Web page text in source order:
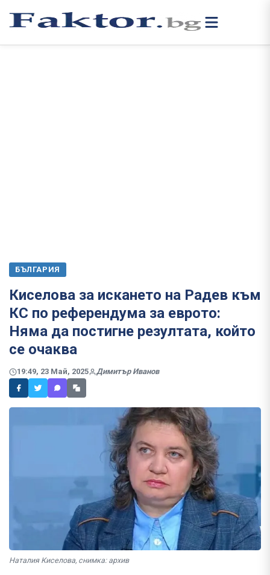
БЪЛГАРИЯ
Киселова за искането на Радев към
КС по референдума за еврото:
Няма да постигне резултата, който
се очаква
19:49, 23 Май, 2025 Димитър Иванов
Наталия Киселова, снимка: архив